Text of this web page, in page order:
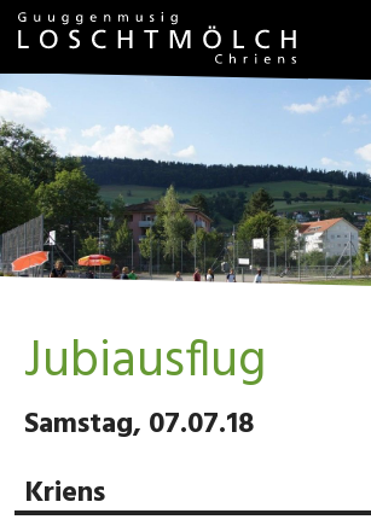
Jubiausflug
Samstag, 07.07.18
Kriens